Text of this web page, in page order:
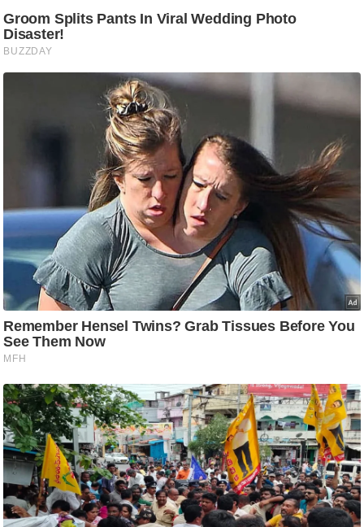
/
फै
श
न
प
र्य
ट
स्थ
ल
फि
ट
ने
स
मं
त्रा
रि
ले
श